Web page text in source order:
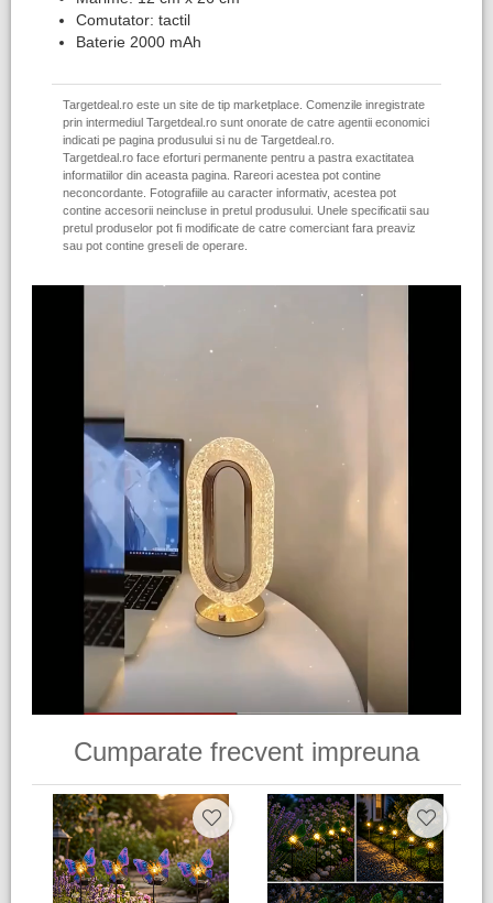
Comutator: tactil
Baterie 2000 mAh
Targetdeal.ro este un site de tip marketplace. Comenzile inregistrate
prin intermediul Targetdeal.ro sunt onorate de catre agentii economici
indicati pe pagina produsului si nu de Targetdeal.ro.
Targetdeal.ro face eforturi permanente pentru a pastra exactitatea
informatiilor din aceasta pagina. Rareori acestea pot contine
neconcordante. Fotografiile au caracter informativ, acestea pot
contine accesorii neincluse in pretul produsului. Unele specificatii sau
pretul produselor pot fi modificate de catre comerciant fara preaviz
sau pot contine greseli de operare.
Cumparate frecvent impreuna